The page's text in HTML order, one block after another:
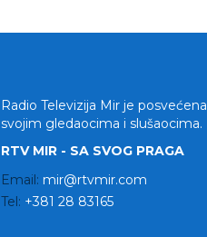
Radio Televizija Mir je posvećena
svojim gledaocima i slušaocima.
RTV MIR - SA SVOG PRAGA
Email: mir@rtvmir.com
Tel: +381 28 83165